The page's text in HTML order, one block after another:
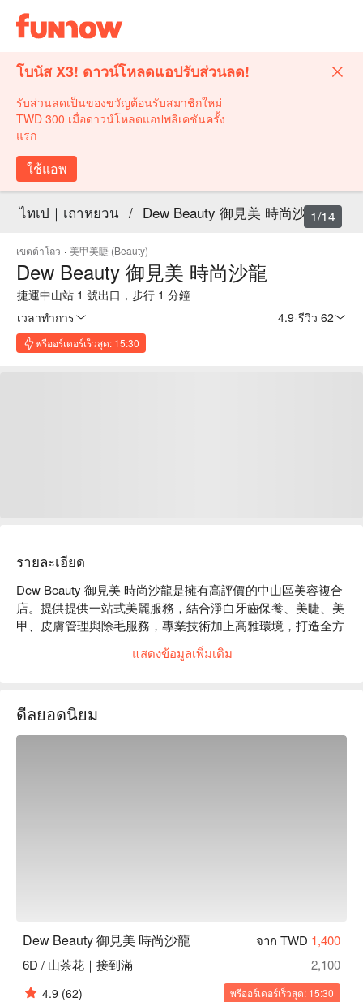
โบนัส X3! ดาวน์โหลดแอปรับส่วนลด!
รับส่วนลดเป็นของขวัญต้อนรับสมาชิกใหม่
TWD 300 เมื่อดาวน์โหลดแอปพลิเคชันครั้ง
แรก
ใช้แอพ
ไทเป｜เถาหยวน / Dew Beauty 御見美 時尚沙龍
เขตต้าโถว · 美甲美睫 (Beauty)
Dew Beauty 御見美 時尚沙龍
捷運中山站 1 號出口，步行 1 分鐘
เวลาทำการ
4.9 รีวิว 62
พรีออร์เดอร์เร็วสุด: 15:30
1/14
รายละเอียด
Dew Beauty 御見美 時尚沙龍是擁有高評價的中山區美容複合
店。提供提供一站式美麗服務，結合淨白牙齒保養、美睫、美
甲、皮膚管理與除毛服務，專業技術加上高雅環境，打造全方
Dew Beauty 御見美 時尚沙龍服務：提供牙齒保養、美睫、美
顧客的全方位美麗需求，讓您體驗由內而外的美麗轉變。
Dew Beauty 御見美 時尚沙龍 預約、Dew Beauty 御見美 時尚
แสดงข้อมูลเพิ่มเติม
ดีลยอดนิยม
Dew Beauty 御見美 時尚沙龍 จาก TWD 1,400
6D / 山茶花｜接到滿
2,100
4.9 (62) พรีออร์เดอร์เร็วสุด: 15:30